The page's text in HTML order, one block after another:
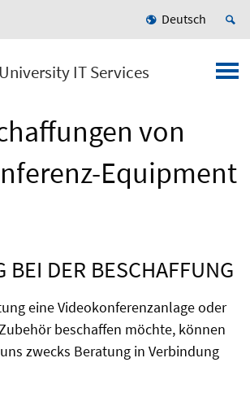
Deutsch
IT Services
von
Equipment
BEI DER BESCHAFFUNG
eine Videokonferenzanlage oder
beschaffen möchte, können
zwecks Beratung in Verbindung